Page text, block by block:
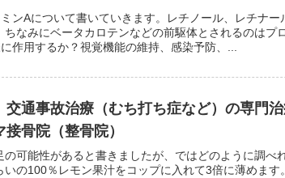
ンAについて書いていきます。レチノール、レチナー
ちなみにベータカロテンなどの前駆体とされるのはプ
作用するか？視覚機能の維持、感染予防、...
通事故治療（むち打ち症など）の専門
骨院（整骨院）
の可能性があると書きましたが、ではどのように調べ
の100％レモン果汁をコップに入れて3倍に薄めま